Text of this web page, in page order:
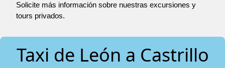
Solicite más información sobre nuestras excursiones y
tours privados.
Taxi de León a Castrillo